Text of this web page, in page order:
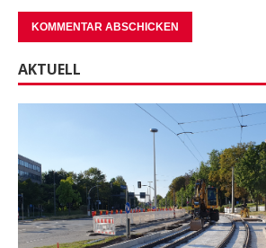
AKTUELL